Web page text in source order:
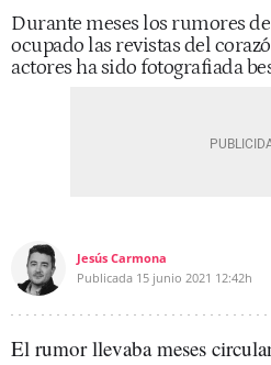
Durante meses los rumores
ocupado las revistas del
actores ha sido fotografiada
Jesús Carmona
Publicada 15 junio 2021 12:42h
El rumor llevaba meses